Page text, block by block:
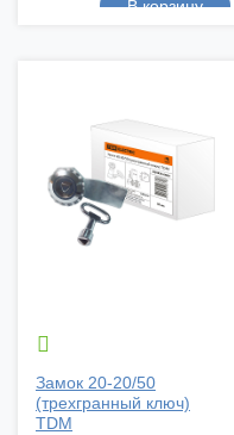

Замок 20-20/50
(трехгранный ключ)
TDM